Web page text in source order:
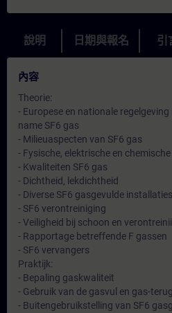
說明 日期與報名 引
內容
Theorie:
- Europese en nationale
name SF6 gas
- Milieuaspecten van SF6 gas
- Fysische, elektrische en
- Kwaliteiten SF6 gas
- Dichtheid, lekdichtheid
- Diverse SF6 gasgevulde installaties.
- SF6 verontreiniging
- Veiligheid bij schoon en
- Rapportage betreffende F gassen
- SF6 vervangers
Praktijk:
- Bepaling gaskwaliteit
- Gebruik van de gasvul en gas-
- Buitengebruikstelling van SF6